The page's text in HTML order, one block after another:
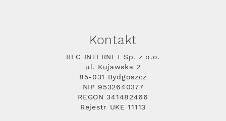
Kontakt
RFC INTERNET Sp. z o.o.
ul. Kujawska 2
85-031 Bydgoszcz
NIP 9532640377
REGON 341482466
Rejestr UKE 11113